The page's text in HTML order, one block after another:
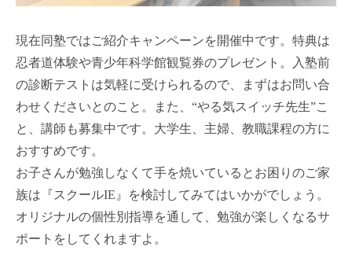
現在同塾ではご紹介キャンペーンを開催中です。特典は
忍者道体験や青少年科学館観覧券のプレゼント。入塾前
の診断テストは気軽に受けられるので、まずはお問い合
わせくださいとのこと。また、“やる気スイッチ先生”こ
と、講師も募集中です。大学生、主婦、教職課程の方に
おすすめです。
お子さんが勉強しなくて手を焼いているとお困りのご家
族は『スクールIE』を検討してみてはいかがでしょう。
オリジナルの個性別指導を通して、勉強が楽しくなるサ
ポートをしてくれますよ。